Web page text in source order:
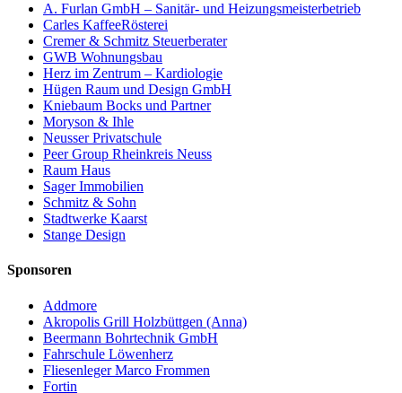
A. Furlan GmbH – Sanitär- und Heizungsmeisterbetrieb
Carles KaffeeRösterei
Cremer & Schmitz Steuerberater
GWB Wohnungsbau
Herz im Zentrum – Kardiologie
Hügen Raum und Design GmbH
Kniebaum Bocks und Partner
Moryson & Ihle
Neusser Privatschule
Peer Group Rheinkreis Neuss
Raum Haus
Sager Immobilien
Schmitz & Sohn
Stadtwerke Kaarst
Stange Design
Sponsoren
Addmore
Akropolis Grill Holzbüttgen (Anna)
Beermann Bohrtechnik GmbH
Fahrschule Löwenherz
Fliesenleger Marco Frommen
Fortin